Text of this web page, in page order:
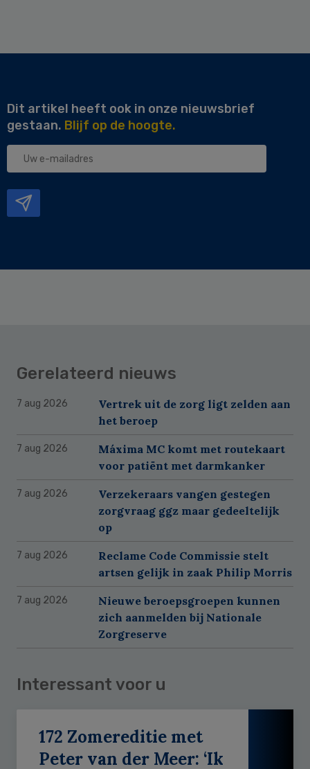
Dit artikel heeft ook in onze nieuwsbrief
gestaan. Blijf op de hoogte.
Uw
Gerelateerd nieuws
7 aug 2026
Vertrek uit de zorg ligt zelden aan
het beroep
7 aug 2026
Máxima MC komt met routekaart
voor patiënt met darmkanker
7 aug 2026
Verzekeraars vangen gestegen
zorgvraag ggz maar gedeeltelijk
op
7 aug 2026
Reclame Code Commissie stelt
artsen gelijk in zaak Philip Morris
7 aug 2026
Nieuwe beroepsgroepen kunnen
zich aanmelden bij Nationale
Zorgreserve
Interessant voor u
172 Zomereditie met
Peter van der Meer: ‘Ik